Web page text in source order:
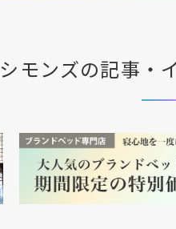
シモンズの記事・